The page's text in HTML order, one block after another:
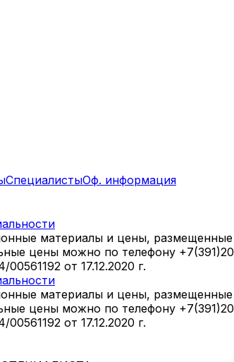
СпециалистыОф. информация
материалы и цены,
цены можно по телефону
от 17.12.2020 г.
материалы и цены,
цены можно по телефону
от 17.12.2020 г.